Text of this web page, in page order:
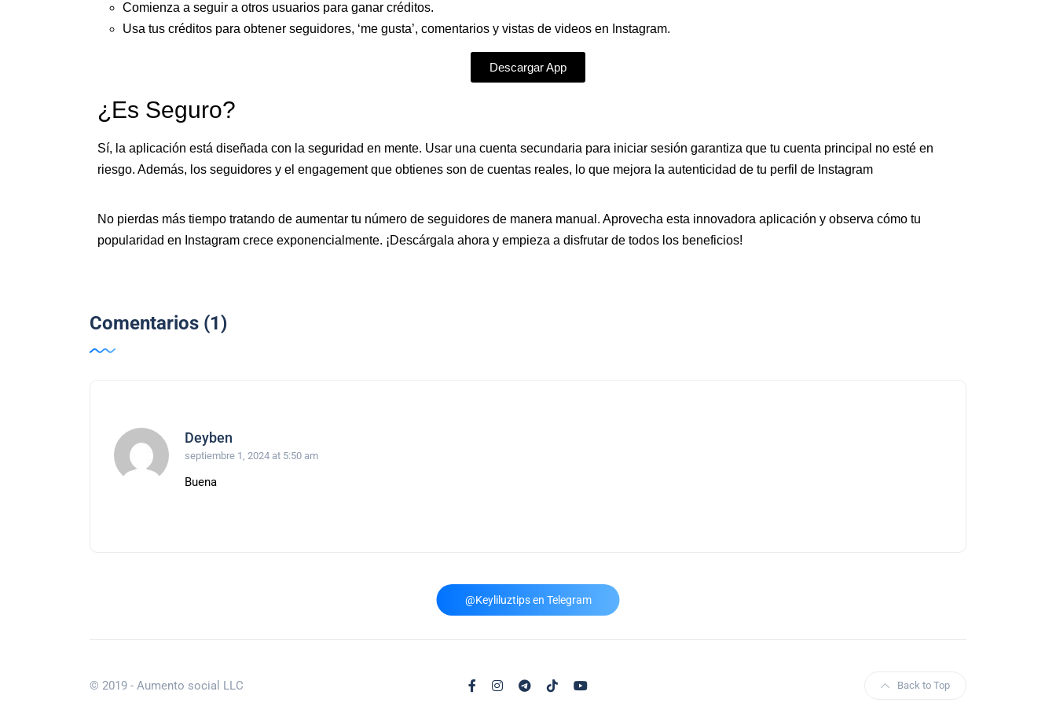
Comienza a seguir a otros usuarios para ganar créditos.
Usa tus créditos para obtener seguidores, ‘me gusta’, comentarios y vistas de videos en Instagram.
Descargar App
¿Es Seguro?
Sí, la aplicación está diseñada con la seguridad en mente. Usar una cuenta secundaria para iniciar sesión garantiza que tu cuenta principal no esté en
riesgo. Además, los seguidores y el engagement que obtienes son de cuentas reales, lo que mejora la autenticidad de tu perfil de Instagram
No pierdas más tiempo tratando de aumentar tu número de seguidores de manera manual. Aprovecha esta innovadora aplicación y observa cómo tu
popularidad en Instagram crece exponencialmente. ¡Descárgala ahora y empieza a disfrutar de todos los beneficios!
Comentarios (1)
Deyben
septiembre 1, 2024 at 5:50 am
Buena
@Keyliluztips en Telegram
© 2019 - Aumento social LLC Back to Top